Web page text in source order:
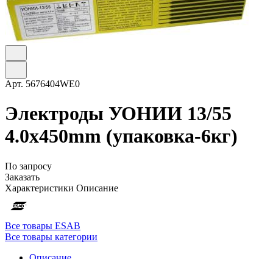
Арт. 5676404WE0
Электроды УОНИИ 13/55
4.0х450mm (упаковка-6кг)
По запросу
Заказать
Характеристики Описание
Все товары ESAB
Все товары категории